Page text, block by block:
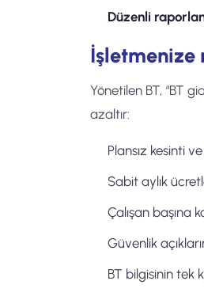
Düzenli
İşletmenize
Yönetilen BT, “BT
azaltır:
Plansız kesinti
Sabit aylık
Çalışan başına
Güvenlik
BT bilgisinin tek